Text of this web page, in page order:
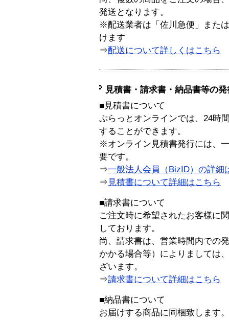
発送となります。
※配送業者は「佐川急便」また
けます
⇒配送について詳しくはこちら
見積書・請求書・納品書等の
■見積書について
ぷらっとオンラインでは、24時
することができます。
※オンライン見積書発行には、
要です。
⇒一般法人会員（BizID）の詳細
⇒ 見積書について詳細はこちら
■請求書について
ご注文時に希望されたお客様に
しております。
尚、請求書は、営業時間内での
かかる場合等）によりましては
ざいます。
⇒請求書について詳細はこちら
■納品書について
お届けする商品に同梱致します。